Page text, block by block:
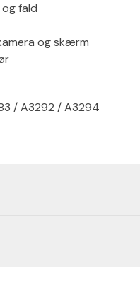
fald
og skærm
/ A3292 / A3294